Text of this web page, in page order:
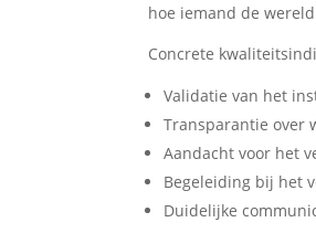
hoe iemand de
Concrete
Validatie van het
Transparantie over
Aandacht voor het
Begeleiding bij het
Duidelijke